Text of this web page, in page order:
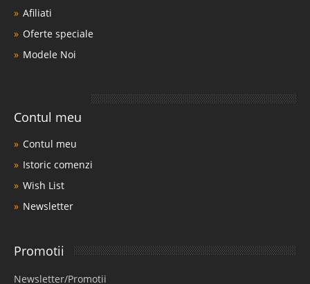
Afiliati
Oferte speciale
Modele Noi
Contul meu
Contul meu
Istoric comenzi
Wish List
Newsletter
Promotii
Newsletter/Promotii